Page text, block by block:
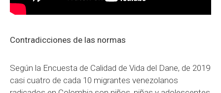
Contradicciones de las normas
Según la Encuesta de Calidad de Vida del Dane, de 2019
casi cuatro de cada 10 migrantes venezolanos